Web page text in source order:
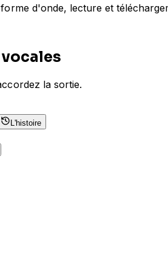
d'onde, lecture et
la sortie.
L'histoire